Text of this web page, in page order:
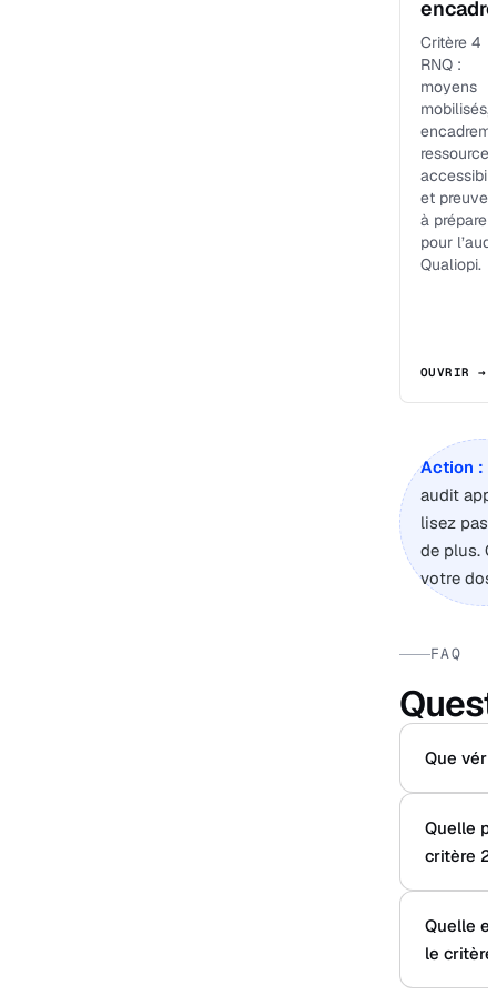
Critère 4
RNQ :
moyens
mobilisés,
et preuves
à préparer
pour
Qualiopi.
OUVRIR →
Action :
audit
lisez pas
de plus.
votre
FAQ
Que
Quelle
critère 2
Quelle
le